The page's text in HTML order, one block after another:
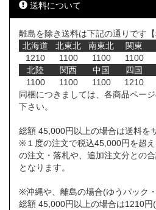
送料について
離島を除き送料は下記の通りです【
北海道
北東北 南東北 関東
1210
1100 1100 1100
北陸
関西 中国 四国
1100
1100 1100 1210
同梱につきましては、各商品ペー
下さい。
総額 45,000円以上の場合は送料を
※１度の注文で税込45,000円を超
の注文・落札や、追加注文分との
となります。
※沖縄や、離島の場合(ゆうパック
総額 45,000円以上の場合は1210